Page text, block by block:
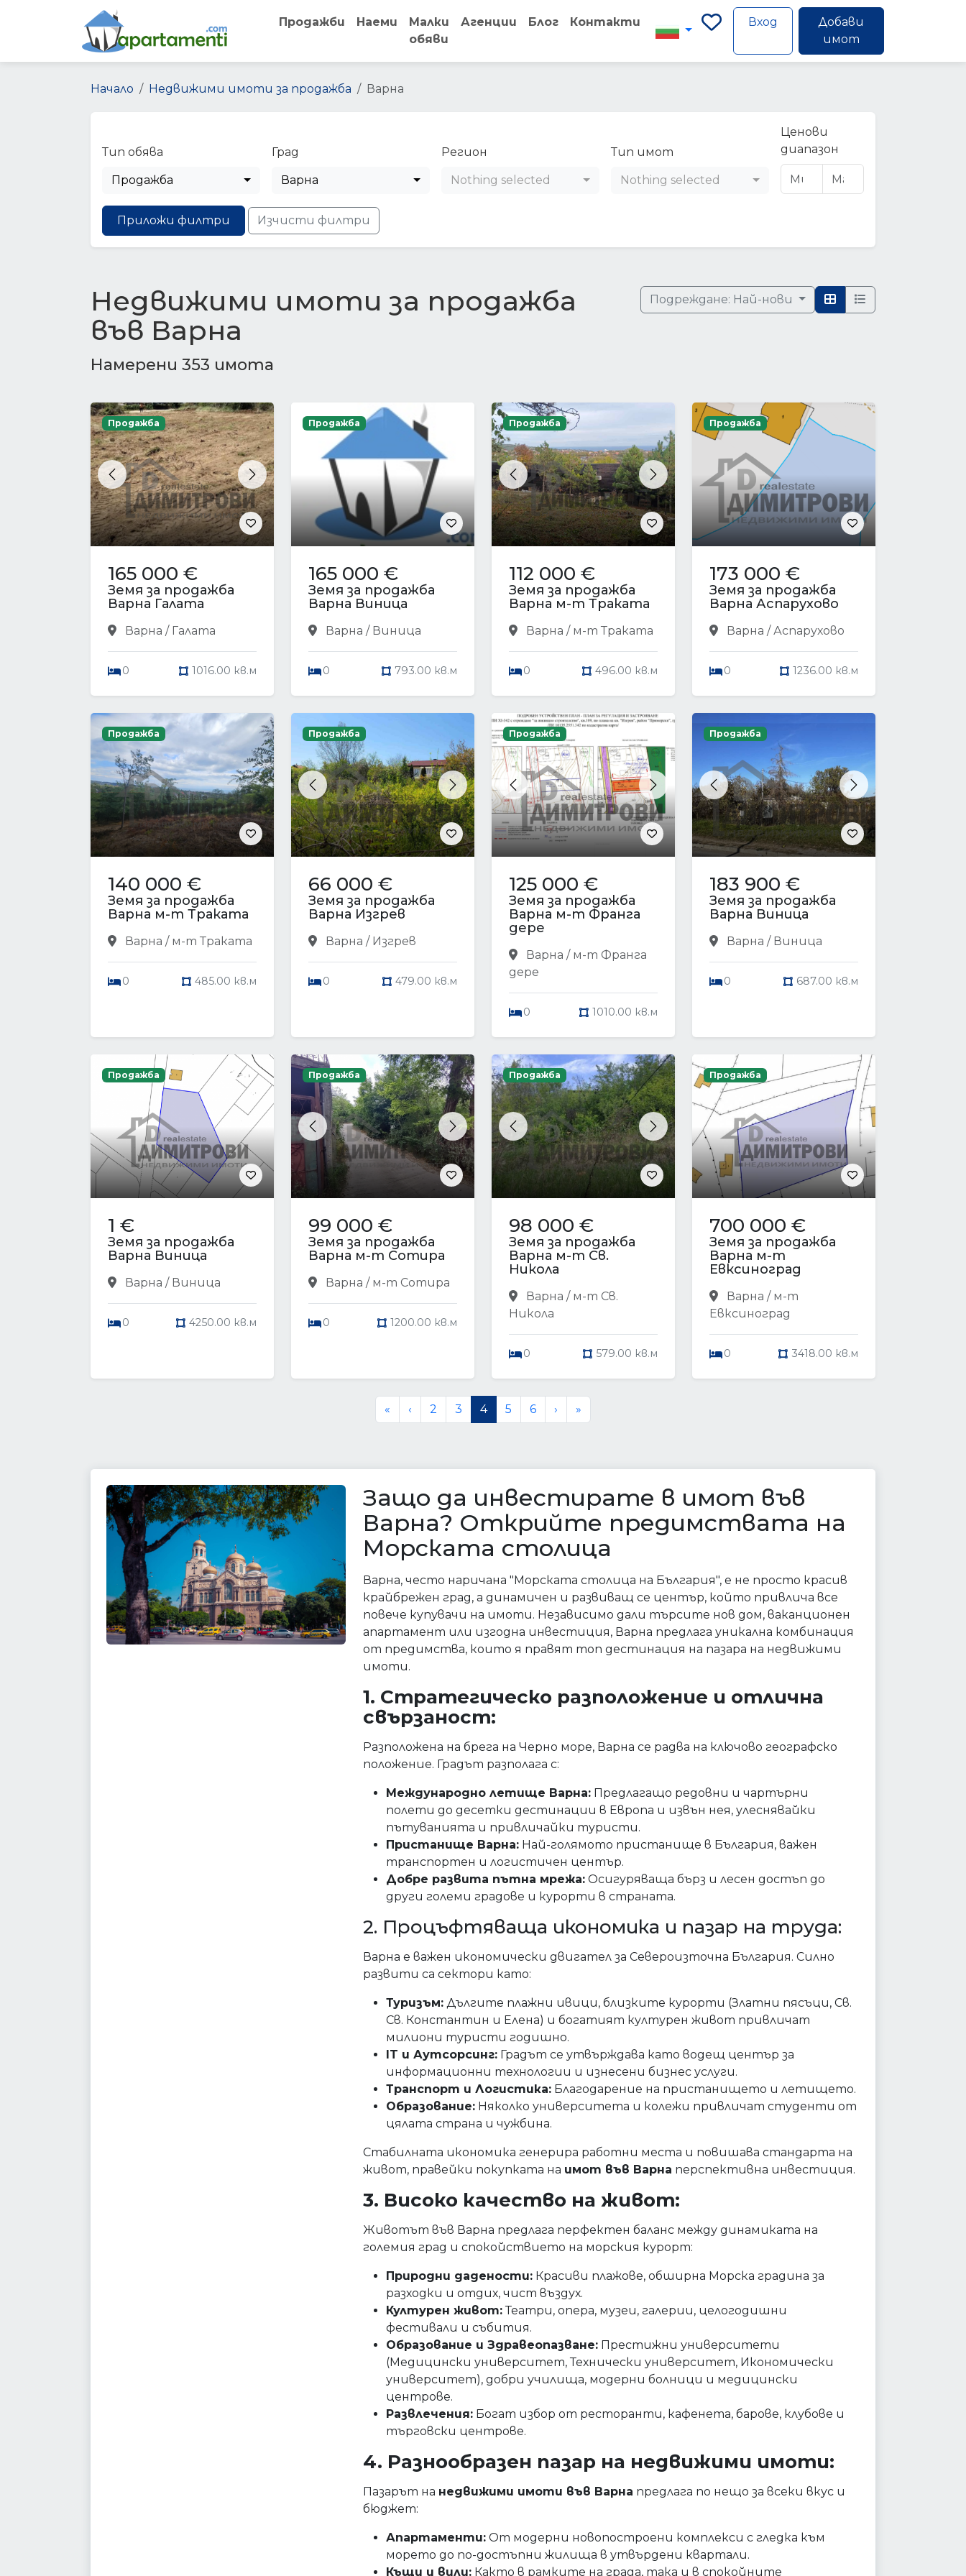
Продажби Наеми
Малки
обяви
Агенции Блог Контакти Вход
Добави
имот
Начало Недвижими имоти за продажба Варна
Тип обява
Продажба
Град
Варна
Регион
Nothing selected
Тип имот
Nothing selected
Ценови
диапазон
Приложи филтри Изчисти филтри
Недвижими имоти за продажба
във Варна
Намерени 353 имота
Подреждане: Най-нови
Previous Next
Продажба
165 000 €
Земя за продажба
Варна Галата
Варна / Галата
0 1016.00 кв.м
Продажба
165 000 €
Земя за продажба
Варна Виница
Варна / Виница
0 793.00 кв.м
Previous Next
Продажба
112 000 €
Земя за продажба
Варна м-т Траката
Варна / м-т Траката
0 496.00 кв.м
Продажба
173 000 €
Земя за продажба
Варна Аспарухово
Варна / Аспарухово
0 1236.00 кв.м
Продажба
140 000 €
Земя за продажба
Варна м-т Траката
Варна / м-т Траката
0 485.00 кв.м
Previous Next
Продажба
66 000 €
Земя за продажба
Варна Изгрев
Варна / Изгрев
0 479.00 кв.м
Previous Next
Продажба
125 000 €
Земя за продажба
Варна м-т Франга
дере
Варна / м-т Франга
дере
0 1010.00 кв.м
Previous Next
Продажба
183 900 €
Земя за продажба
Варна Виница
Варна / Виница
0 687.00 кв.м
Продажба
1 €
Земя за продажба
Варна Виница
Варна / Виница
0 4250.00 кв.м
Previous Next
Продажба
99 000 €
Земя за продажба
Варна м-т Сотира
Варна / м-т Сотира
0 1200.00 кв.м
Previous Next
Продажба
98 000 €
Земя за продажба
Варна м-т Св.
Никола
Варна / м-т Св.
Никола
0 579.00 кв.м
Продажба
700 000 €
Земя за продажба
Варна м-т
Евксиноград
Варна / м-т
Евксиноград
0 3418.00 кв.м
« ‹ 2 3 4 5 6 › »
Защо да инвестирате в имот във
Варна? Открийте предимствата на
Морската столица
Варна, често наричана "Морската столица на България", е не просто красив
крайбрежен град, а динамичен и развиващ се център, който привлича все
повече купувачи на имоти. Независимо дали търсите нов дом, ваканционен
апартамент или изгодна инвестиция, Варна предлага уникална комбинация
от предимства, които я правят топ дестинация на пазара на недвижими
имоти.
1. Стратегическо разположение и отлична
свързаност:
Разположена на брега на Черно море, Варна се радва на ключово географско
положение. Градът разполага с:
Международно летище Варна: Предлагащо редовни и чартърни
полети до десетки дестинации в Европа и извън нея, улеснявайки
пътуванията и привличайки туристи.
Пристанище Варна: Най-голямото пристанище в България, важен
транспортен и логистичен център.
Добре развита пътна мрежа: Осигуряваща бърз и лесен достъп до
други големи градове и курорти в страната.
2. Процъфтяваща икономика и пазар на труда:
Варна е важен икономически двигател за Североизточна България. Силно
развити са сектори като:
Туризъм: Дългите плажни ивици, близките курорти (Златни пясъци, Св.
Св. Константин и Елена) и богатият културен живот привличат
милиони туристи годишно.
IT и Аутсорсинг: Градът се утвърждава като водещ център за
информационни технологии и изнесени бизнес услуги.
Транспорт и Логистика: Благодарение на пристанището и летището.
Образование: Няколко университета и колежи привличат студенти от
цялата страна и чужбина.
Стабилната икономика генерира работни места и повишава стандарта на
живот, правейки покупката на имот във Варна перспективна инвестиция.
3. Високо качество на живот:
Животът във Варна предлага перфектен баланс между динамиката на
големия град и спокойствието на морския курорт:
Природни дадености: Красиви плажове, обширна Морска градина за
разходки и отдих, чист въздух.
Културен живот:Театри, опера, музеи, галерии, целогодишни
фестивали и събития.
Образование и Здравеопазване: Престижни университети
(Медицински университет, Технически университет, Икономически
университет), добри училища, модерни болници и медицински
центрове.
Развлечения: Богат избор от ресторанти, кафенета, барове, клубове и
търговски центрове.
4. Разнообразен пазар на недвижими имоти:
Пазарът на недвижими имоти във Варна предлага по нещо за всеки вкус и
бюджет:
Апартаменти: От модерни новопостроени комплекси с гледка към
морето до по-достъпни жилища в утвърдени квартали.
Къщи и вили: Както в рамките на града, така и в спокойните